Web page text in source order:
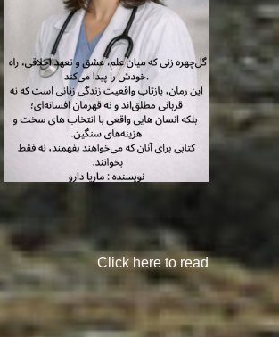
Click here to read